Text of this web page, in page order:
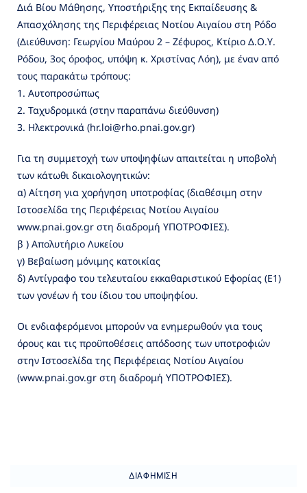
Διά Βίου Μάθησης, Υποστήριξης της Εκπαίδευσης &
Απασχόλησης της Περιφέρειας Νοτίου Αιγαίου στη Ρόδο
(Διεύθυνση: Γεωργίου Μαύρου 2 – Ζέφυρος, Κτίριο Δ.Ο.Υ.
Ρόδου, 3ος όροφος, υπόψη κ. Χριστίνας Λόη), με έναν από
τους παρακάτω τρόπους:
1. Αυτοπροσώπως
2. Ταχυδρομικά (στην παραπάνω διεύθυνση)
3. Ηλεκτρονικά (hr.loi@rho.pnai.gov.gr)
Για τη συμμετοχή των υποψηφίων απαιτείται η υποβολή
των κάτωθι δικαιολογητικών:
α) Aίτηση για χορήγηση υποτροφίας (διαθέσιμη στην
Ιστοσελίδα της Περιφέρειας Νοτίου Αιγαίου
www.pnai.gov.gr στη διαδρομή YΠΟΤΡΟΦΙΕΣ).
β ) Απολυτήριο Λυκείου
γ) Βεβαίωση μόνιμης κατοικίας
δ) Αντίγραφο του τελευταίου εκκαθαριστικού Εφορίας (Ε1)
των γονέων ή του ίδιου του υποψηφίου.
Οι ενδιαφερόμενοι μπορούν να ενημερωθούν για τους
όρους και τις προϋποθέσεις απόδοσης των υποτροφιών
στην Ιστοσελίδα της Περιφέρειας Νοτίου Αιγαίου
(www.pnai.gov.gr στη διαδρομή YΠΟΤΡΟΦΙΕΣ).
ΔΙΑΦΉΜΙΣΗ